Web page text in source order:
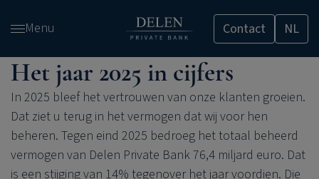
en
de
inhoud
gaan
Menu Contact NL
Het jaar 2025 in cijfers
In 2025 bleef het vertrouwen van onze klanten groeien.
Dat ziet u terug in het vermogen dat wij voor hen
beheren. Tegen eind 2025 bedroeg het totaal beheerd
vermogen van Delen Private Bank76,4 miljard euro. Dat
is een stijging van 14% tegenover het jaar voordien. Die